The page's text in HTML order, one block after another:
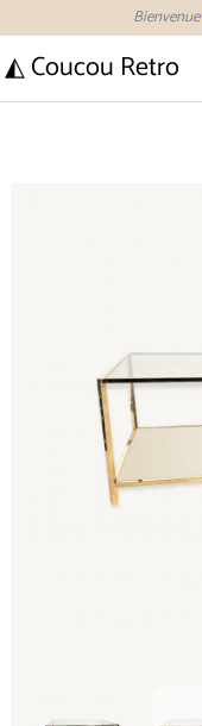
contenu
Bienvenue
◭ Coucou Retro